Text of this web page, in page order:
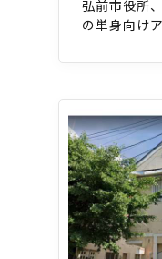
弘前市役所
の単身向け